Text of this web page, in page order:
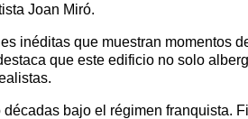
Joan Miró.
inéditas que muestran momentos
que este edificio no solo
bajo el régimen franquista.